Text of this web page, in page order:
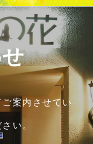
案内させてい
い。